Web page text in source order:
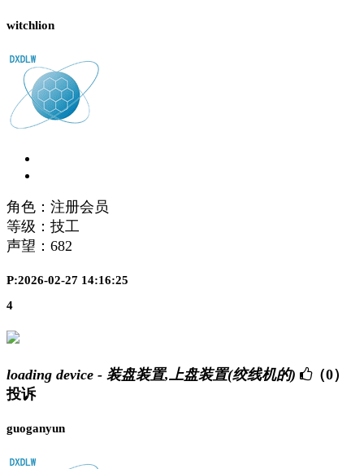
witchlion
角色：注册会员
等级：技工
声望： 682
P:2026-02-27 14:16:25
4
loading device - 装盘装置,上盘装置(绞线机的)
（0）
投诉
guoganyun